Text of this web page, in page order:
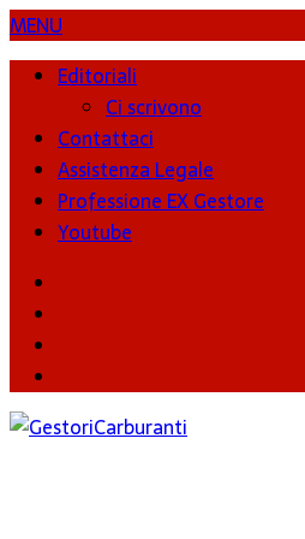
MENU
Editoriali
Ci scrivono
Contattaci
Assistenza Legale
Professione EX Gestore
Youtube